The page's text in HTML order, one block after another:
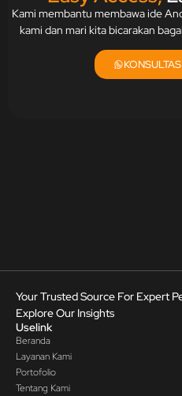
Kami membantu membawa ide
kami dan mari kita bicarakan
Your Trusted Source For Expert
Explore Our Insights
Uselink
Beranda
Layanan Kami
Portofolio
Tentang Kami